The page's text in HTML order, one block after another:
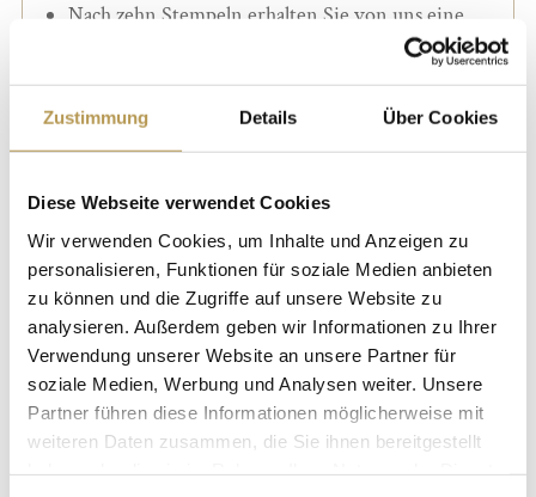
Zustimmung Details Über Cookies
Diese Webseite verwendet Cookies
Wir verwenden Cookies, um Inhalte und Anzeigen zu
personalisieren, Funktionen für soziale Medien anbieten
zu können und die Zugriffe auf unsere Website zu
analysieren. Außerdem geben wir Informationen zu Ihrer
Verwendung unserer Website an unsere Partner für
soziale Medien, Werbung und Analysen weiter. Unsere
Partner führen diese Informationen möglicherweise mit
weiteren Daten zusammen, die Sie ihnen bereitgestellt
Nach zehn Stempeln erhalten Sie von uns eine
kostenfreie Übernachtung in einem unserer
Hotels Ihrer Wahl*.
Genießen Sie Ihre wohlverdiente Auszeit, wann
und wo es Ihnen am besten passt!*
Ihren persönlichen Stammgastpass erhalten Sie ganz
einfach bei Ihrem nächsten Aufenthalt in einem
unserer Hotels an der Rezeption.